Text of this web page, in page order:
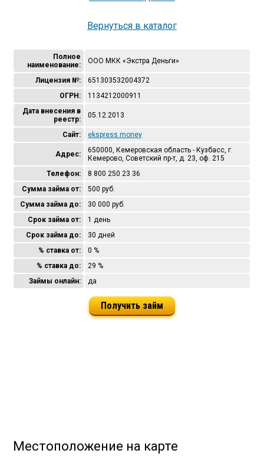
Вернуться в каталог
Полное
наименование:
ООО МКК «Экстра Деньги»
Лицензия №:
651303532004372
ОГРН:
1134212000911
Дата внесения в
реестр:
05.12.2013
Сайт: ekspress.money
Адрес:
650000, Кемеровская область - Кузбасс, г.
Кемерово, Советский пр-т, д. 23, оф. 215
Телефон:
8 800 250 23 36
Сумма займа от:
500 руб.
Сумма займа до:
30 000 руб.
Срок займа от:
1 день
Срок займа до:
30 дней
% ставка от:
0 %
% ставка до:
29 %
Займы онлайн:
да
Получить займ
Местоположение на карте